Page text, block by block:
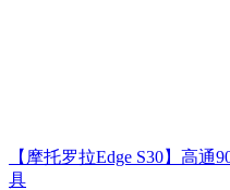
【摩托罗拉Edge S30】高通
具